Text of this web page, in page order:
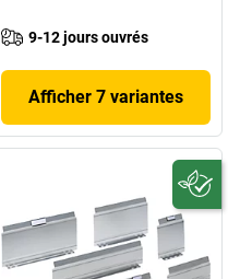
9-12 jours ouvrés
Afficher 7 variantes